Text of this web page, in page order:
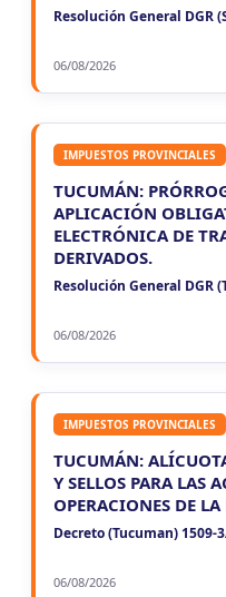
Resolución General DGR
06/08/2026
IMPUESTOS PROVINCIALES
TUCUMÁN:
APLICACIÓN
ELECTRÓNICA DE
DERIVADOS.
Resolución General DGR
06/08/2026
IMPUESTOS PROVINCIALES
TUCUMÁN:
Y SELLOS PARA LAS
OPERACIONES DE
Decreto (Tucuman) 1509-
06/08/2026